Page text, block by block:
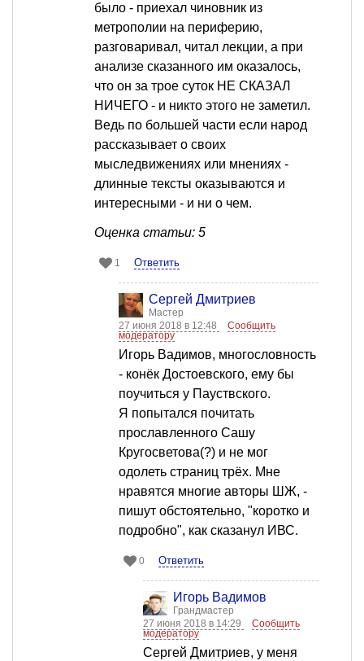
было - приехал чиновник из
метрополии на периферию,
разговаривал, читал лекции, а при
анализе сказанного им оказалось,
что он за трое суток НЕ СКАЗАЛ
НИЧЕГО - и никто этого не заметил.
Ведь по большей части если народ
рассказывает о своих
мыследвижениях или мнениях -
длинные тексты оказываются и
интересными - и ни о чем.
Оценка статьи: 5
1 Ответить
Сергей Дмитриев
Мастер
27 июня 2018 в 12:48
Сообщить
модератору
Игорь Вадимов, многословность
- конёк Достоевского, ему бы
поучиться у Пауствского.
Я попытался почитать
прославленного Сашу
Кругосветова(?) и не мог
одолеть страниц трёх. Мне
нравятся многие авторы ШЖ, -
пишут обстоятельно, "коротко и
подробно", как сказанул ИВС.
0 Ответить
Игорь Вадимов
Грандмастер
27 июня 2018 в 14:29
Сообщить
модератору
Сергей Дмитриев, у меня